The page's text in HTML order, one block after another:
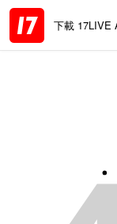
下載 17LIVE